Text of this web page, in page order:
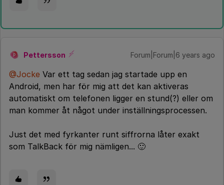
P Pettersson Forum|Forum|6 years ago
@Jocke Var ett tag sedan jag startade upp en
Android, men har för mig att det kan aktiveras
automatiskt om telefonen ligger en stund(?) eller om
man kommer åt något under inställningsprocessen.
Just det med fyrkanter runt siffrorna låter exakt
som TalkBack för mig nämligen... 🙂